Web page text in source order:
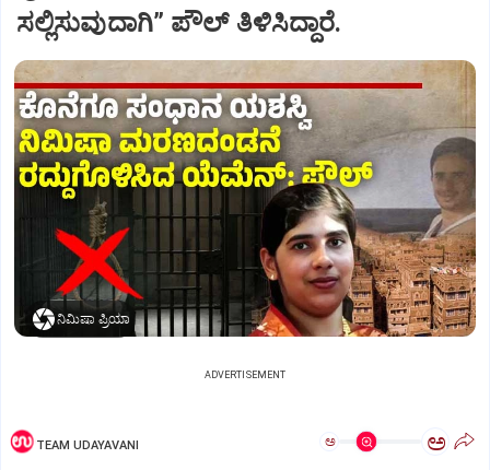
ಸಲ್ಲಿಸುವುದಾಗಿ” ಪೌಲ್‌ ತಿಳಿಸಿದ್ದಾರೆ.
ನಿಮಿಷಾ ಪ್ರಿಯಾ
ADVERTISEMENT
TEAM UDAYAVANI ಅ ಅ